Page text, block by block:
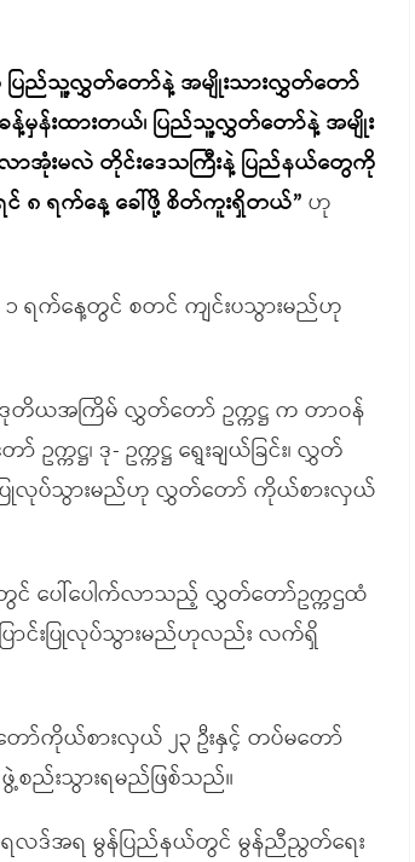
ြည်သူ့လွှတ်တော်နဲ့ အမျိုးသားလွှတ်တော်
န်းထားတယ်၊ ပြည်သူ့လွှတ်တော်နဲ့ အမျိုး
းမလဲ တိုင်းဒေသကြီးနဲ့ ပြည်နယ်တွေကို
ရက်နေ့ ခေါ်ဖို့ စိတ်ကူးရှိတယ်” ဟု
ရက်နေ့တွင် စတင် ကျင်းပသွားမည်ဟု
ယအကြိမ် လွှတ်တော် ဥက္ကဋ္ဌ က တာဝန်
ကဋ္ဌ၊ ဒု- ဥက္ကဋ္ဌ ရွေးချယ်ခြင်း၊ လွှတ်
း ပြုလုပ်သွားမည်ဟု လွှတ်တော် ကိုယ်စားလှယ်
ပေါ်ပေါက်လာသည့် လွှတ်တော်ဥက္ကဌထံ
င်းပြုလုပ်သွားမည်ဟုလည်း လက်ရှိ
ကိုယ်စားလှယ် ၂၃ ဦးနှင့် တပ်မတော်
စည်းသွားရမည်ဖြစ်သည်။
ရလဒ်အရ မွန်ပြည်နယ်တွင် မွန်ညီညွတ်ရေး